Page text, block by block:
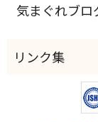
気まぐれブロ